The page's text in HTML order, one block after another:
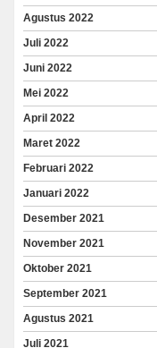
Agustus 2022
Juli 2022
Juni 2022
Mei 2022
April 2022
Maret 2022
Februari 2022
Januari 2022
Desember 2021
November 2021
Oktober 2021
September 2021
Agustus 2021
Juli 2021